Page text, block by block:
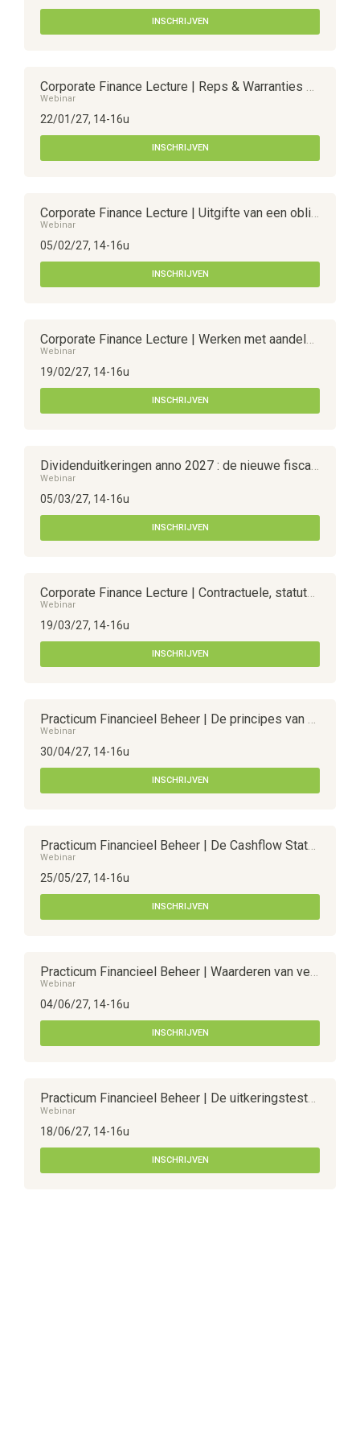
INSCHRIJVEN
Corporate Finance Lecture | Reps & Warranties en W&I insurance bij een overnametransactie
Webinar
22/01/27, 14-16u
INSCHRIJVEN
Corporate Finance Lecture | Uitgifte van een obligatielening
Webinar
05/02/27, 14-16u
INSCHRIJVEN
Corporate Finance Lecture | Werken met aandelensoorten : soortvorming en -wijziging
Webinar
19/02/27, 14-16u
INSCHRIJVEN
Dividenduitkeringen anno 2027 : de nieuwe fiscale en de vennootschapsrechtelijke spelregels
Webinar
05/03/27, 14-16u
INSCHRIJVEN
Webinar
19/03/27, 14-16u
INSCHRIJVEN
Practicum Financieel Beheer | De principes van balansanalyse
Webinar
30/04/27, 14-16u
INSCHRIJVEN
Practicum Financieel Beheer | De Cashflow Statement en Cashflow analyse
Webinar
25/05/27, 14-16u
INSCHRIJVEN
Practicum Financieel Beheer | Waarderen van vennootschapsaandelen
Webinar
04/06/27, 14-16u
INSCHRIJVEN
Practicum Financieel Beheer | De uitkeringstesten en het financieel plan
Webinar
18/06/27, 14-16u
INSCHRIJVEN